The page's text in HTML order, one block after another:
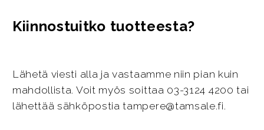
Kiinnostuitko tuotteesta?
Lähetä viesti alla ja vastaamme niin pian kuin
mahdollista. Voit myös soittaa 03-3124 4200 tai
lähettää sähköpostia tampere@tamsale.fi.